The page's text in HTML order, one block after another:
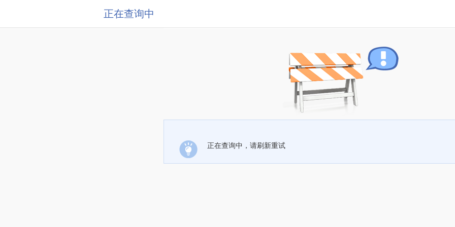
正在查询中
正在查询中，请刷新重试